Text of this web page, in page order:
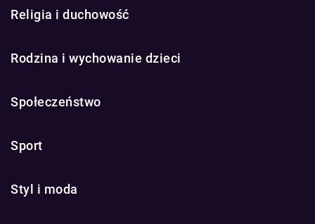
Religia i duchowość
Rodzina i wychowanie dzieci
Społeczeństwo
Sport
Styl i moda